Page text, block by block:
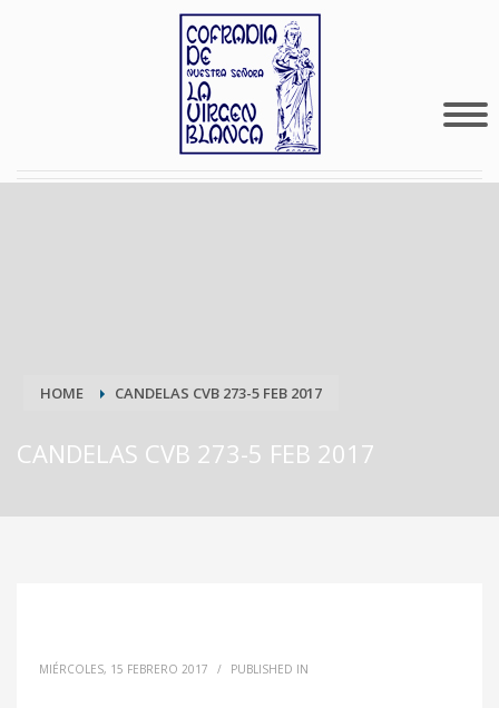
HOME CANDELAS CVB 273-5 FEB 2017
CANDELAS CVB 273-5 FEB 2017
MIÉRCOLES, 15 FEBRERO 2017 / PUBLISHED IN